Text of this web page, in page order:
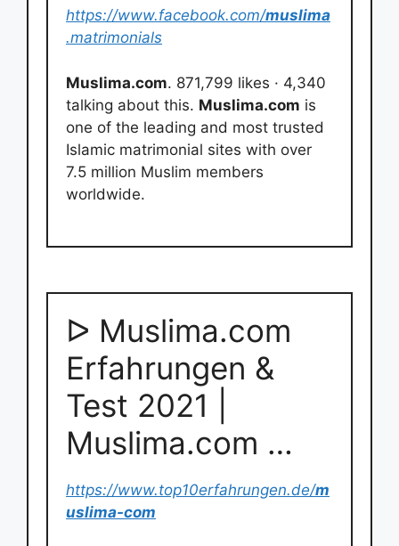
https://www.facebook.com/muslima
.matrimonials
Muslima.com. 871,799 likes · 4,340
talking about this. Muslima.com is
one of the leading and most trusted
Islamic matrimonial sites with over
7.5 million Muslim members
worldwide.
ᐅ Muslima.com
Erfahrungen &
Test 2021 |
Muslima.com …
https://www.top10erfahrungen.de/m
uslima-com